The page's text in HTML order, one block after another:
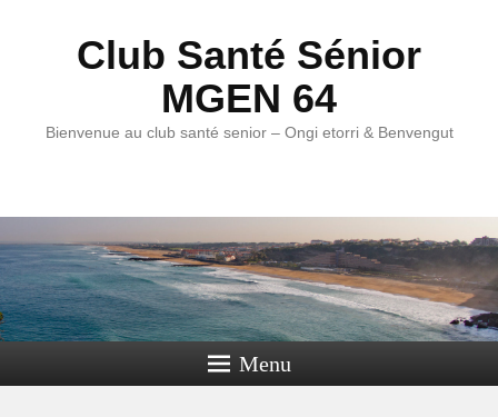
Club Santé Sénior
MGEN 64
Bienvenue au club santé senior – Ongi etorri & Benvengut
Menu